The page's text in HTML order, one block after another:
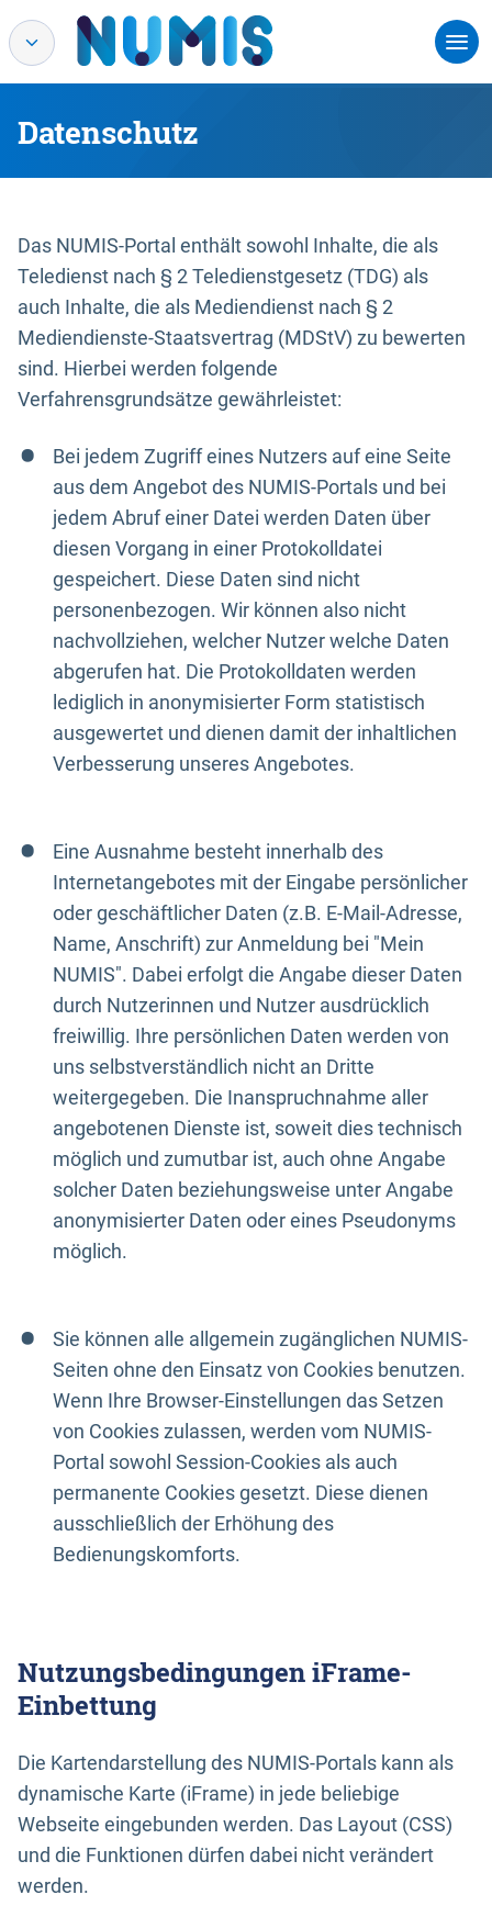
Datenschutz
Das NUMIS-Portal enthält sowohl Inhalte, die als
Teledienst nach § 2 Teledienstgesetz (TDG) als
auch Inhalte, die als Mediendienst nach § 2
Mediendienste-Staatsvertrag (MDStV) zu bewerten
sind. Hierbei werden folgende
Verfahrensgrundsätze gewährleistet:
Bei jedem Zugriff eines Nutzers auf eine Seite
aus dem Angebot des NUMIS-Portals und bei
jedem Abruf einer Datei werden Daten über
diesen Vorgang in einer Protokolldatei
gespeichert. Diese Daten sind nicht
personenbezogen. Wir können also nicht
nachvollziehen, welcher Nutzer welche Daten
abgerufen hat. Die Protokolldaten werden
lediglich in anonymisierter Form statistisch
ausgewertet und dienen damit der inhaltlichen
Verbesserung unseres Angebotes.
Eine Ausnahme besteht innerhalb des
Internetangebotes mit der Eingabe persönlicher
oder geschäftlicher Daten (z.B. E-Mail-Adresse,
Name, Anschrift) zur Anmeldung bei "Mein
NUMIS". Dabei erfolgt die Angabe dieser Daten
durch Nutzerinnen und Nutzer ausdrücklich
freiwillig. Ihre persönlichen Daten werden von
uns selbstverständlich nicht an Dritte
weitergegeben. Die Inanspruchnahme aller
angebotenen Dienste ist, soweit dies technisch
möglich und zumutbar ist, auch ohne Angabe
solcher Daten beziehungsweise unter Angabe
anonymisierter Daten oder eines Pseudonyms
möglich.
Sie können alle allgemein zugänglichen NUMIS-
Seiten ohne den Einsatz von Cookies benutzen.
Wenn Ihre Browser-Einstellungen das Setzen
von Cookies zulassen, werden vom NUMIS-
Portal sowohl Session-Cookies als auch
permanente Cookies gesetzt. Diese dienen
ausschließlich der Erhöhung des
Bedienungskomforts.
Nutzungsbedingungen iFrame-
Einbettung
Die Kartendarstellung des NUMIS-Portals kann als
dynamische Karte (iFrame) in jede beliebige
Webseite eingebunden werden. Das Layout (CSS)
und die Funktionen dürfen dabei nicht verändert
werden.